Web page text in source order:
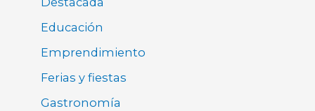
Educación
Emprendimiento
Ferias y fiestas
Gastronomía